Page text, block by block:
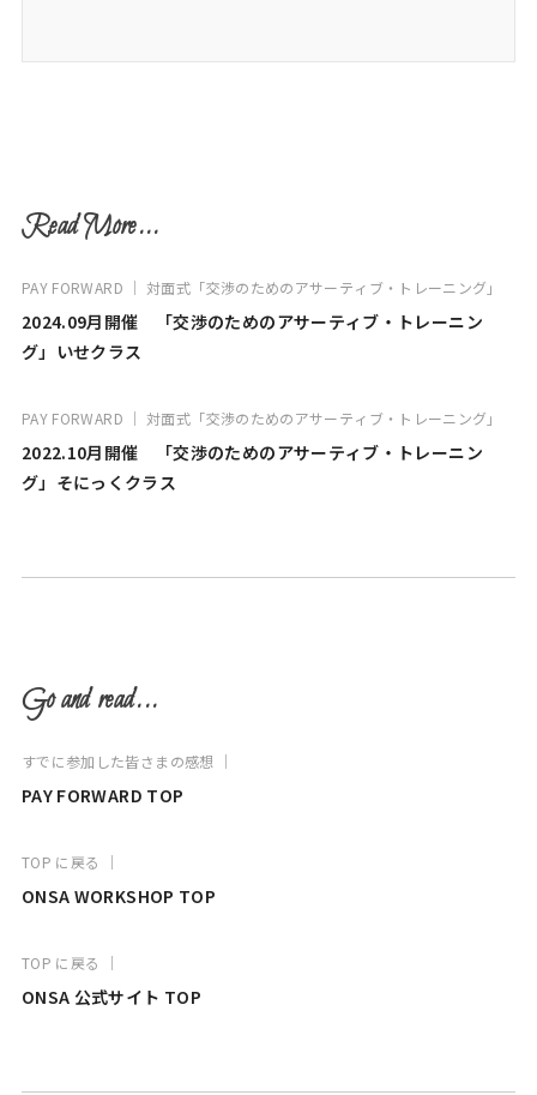
Read More...
PAY FORWARD ｜ 対面式「交渉のためのアサーティブ・トレーニング」
2024.09月開催 「交渉のためのアサーティブ・トレーニン
グ」いせクラス
PAY FORWARD ｜ 対面式「交渉のためのアサーティブ・トレーニング」
2022.10月開催 「交渉のためのアサーティブ・トレーニン
グ」そにっくクラス
Go and read...
すでに参加した皆さまの感想 ｜
PAY FORWARD TOP
TOP に戻る ｜
ONSA WORKSHOP TOP
TOP に戻る ｜
ONSA 公式サイト TOP